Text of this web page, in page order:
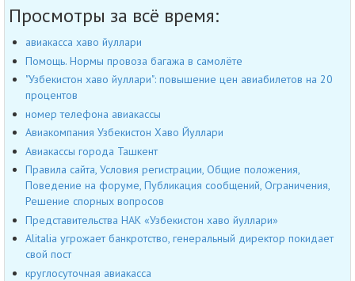
Просмотры за всё время:
авиакасса хаво йуллари
Помощь. Нормы провоза багажа в самолёте
"Узбекистон хаво йуллари": повышение цен авиабилетов на 20
процентов
номер телефона авиакассы
Авиакомпания Узбекистон Хаво Йуллари
Авиакассы города Ташкент
Правила сайта, Условия регистрации, Общие положения,
Поведение на форуме, Публикация сообщений, Ограничения,
Решение спорных вопросов
Представительства НАК «Узбекистон хаво йуллари»
Alitalia угрожает банкротство, генеральный директор покидает
свой пост
круглосуточная авиакасса